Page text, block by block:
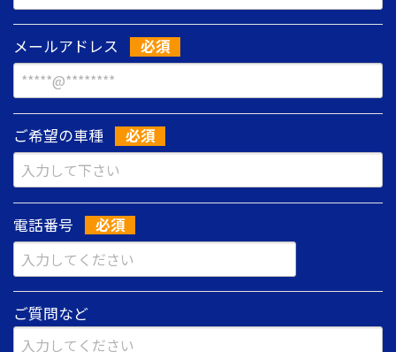
メールアドレス
ご希望の車種
電話番号
ご質問など